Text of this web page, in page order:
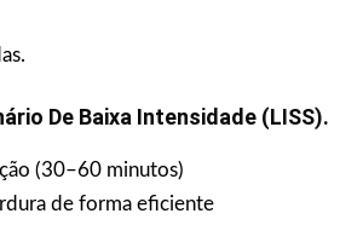
De Baixa Intensidade (LISS).
(30–60 minutos)
de forma eficiente